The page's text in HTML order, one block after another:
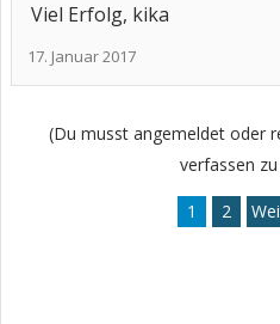
Viel Erfolg, kika
17. Januar 2017
(Du musst angemeldet oder
verfassen
1 2